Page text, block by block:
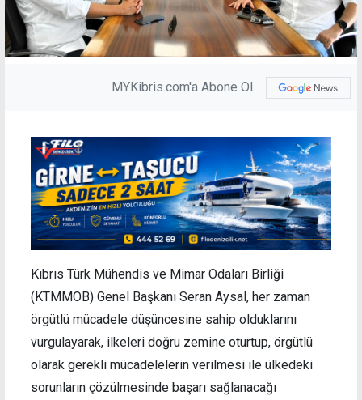
MYKibris.com'a Abone Ol
Kıbrıs Türk Mühendis ve Mimar Odaları Birliği
(KTMMOB) Genel Başkanı Seran Aysal, her zaman
örgütlü mücadele düşüncesine sahip olduklarını
vurgulayarak, ilkeleri doğru zemine oturtup, örgütlü
olarak gerekli mücadelelerin verilmesi ile ülkedeki
sorunların çözülmesinde başarı sağlanacağı